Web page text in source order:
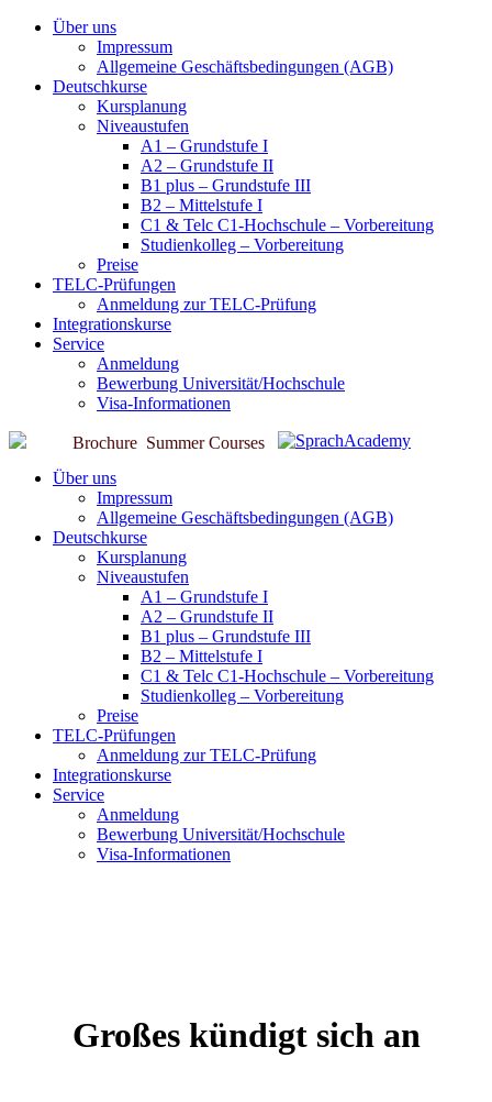
Über uns
Impressum
Allgemeine Geschäftsbedingungen (AGB)
Deutschkurse
Kursplanung
Niveaustufen
A1 – Grundstufe I
A2 – Grundstufe II
B1 plus – Grundstufe III
B2 – Mittelstufe I
C1 & Telc C1-Hochschule – Vorbereitung
Studienkolleg – Vorbereitung
Preise
TELC-Prüfungen
Anmeldung zur TELC-Prüfung
Integrationskurse
Service
Anmeldung
Bewerbung Universität/Hochschule
Visa-Informationen
Brochure Summer Courses
Über uns
Impressum
Allgemeine Geschäftsbedingungen (AGB)
Deutschkurse
Kursplanung
Niveaustufen
A1 – Grundstufe I
A2 – Grundstufe II
B1 plus – Grundstufe III
B2 – Mittelstufe I
C1 & Telc C1-Hochschule – Vorbereitung
Studienkolleg – Vorbereitung
Preise
TELC-Prüfungen
Anmeldung zur TELC-Prüfung
Integrationskurse
Service
Anmeldung
Bewerbung Universität/Hochschule
Visa-Informationen
Großes kündigt sich an